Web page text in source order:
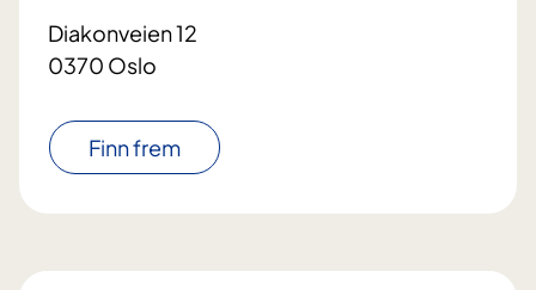
Diakonveien 12
0370 Oslo
Finn frem